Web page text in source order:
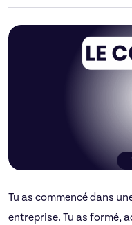
Tu as commencé dans
entreprise. Tu as formé,